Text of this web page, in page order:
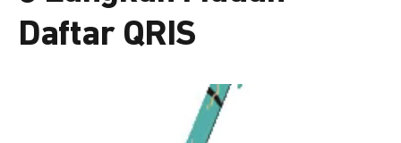
Daftar QRIS